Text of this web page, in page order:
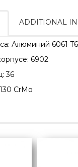
ADDITIONAL
Алюминий 6061 T6
6902
36
CrMo